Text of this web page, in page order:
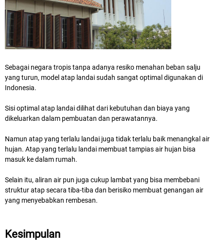
Sebagai negara tropis tanpa adanya resiko menahan beban salju
yang turun, model atap landai sudah sangat optimal digunakan di
Indonesia.
Sisi optimal atap landai dilihat dari kebutuhan dan biaya yang
dikeluarkan dalam pembuatan dan perawatannya.
Namun atap yang terlalu landai juga tidak terlalu baik menangkal air
hujan. Atap yang terlalu landai membuat tampias air hujan bisa
masuk ke dalam rumah.
Selain itu, aliran air pun juga cukup lambat yang bisa membebani
struktur atap secara tiba-tiba dan berisiko membuat genangan air
yang menyebabkan rembesan.
Kesimpulan